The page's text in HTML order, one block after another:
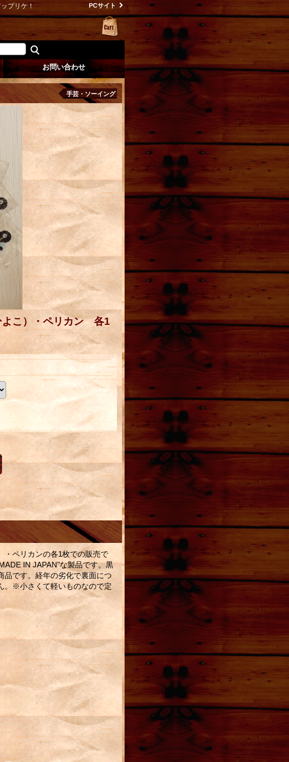
プリケ！ PCサイト
お問い合わせ
手芸・ソーイング
よこ）・ペリカン 各1
・ペリカンの各1枚での販売で
IN JAPAN"な製品です。黒
品です。経年の劣化で裏面につ
。※小さくて軽いものなので定